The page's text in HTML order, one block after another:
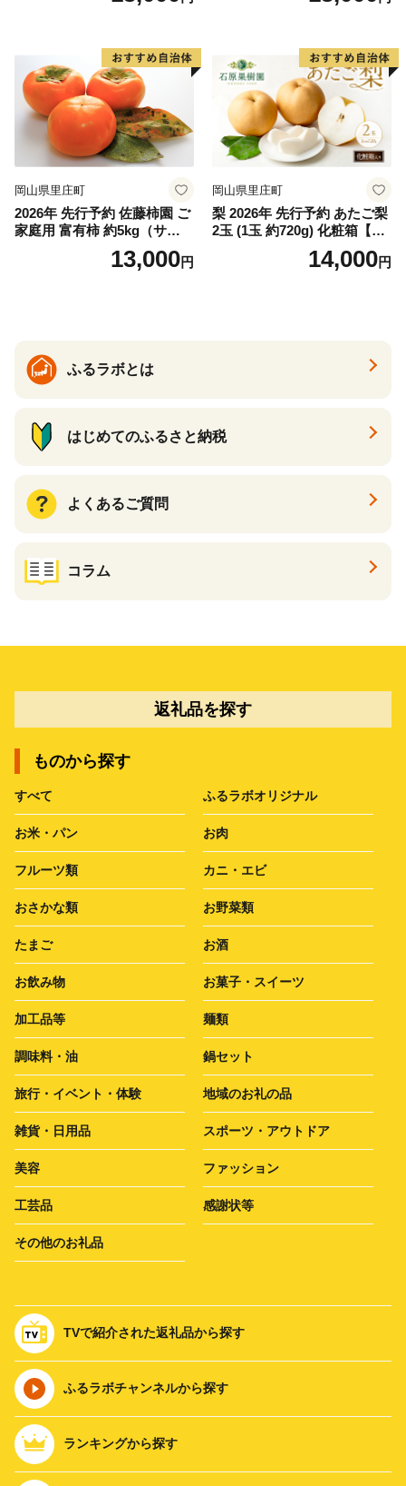
岡山県里庄町
2026年 先行予約 佐藤柿園 ご
家庭用 富有柿 約5kg（サイズ
おまかせ） 柿 かき カキ 果物
くだもの フルーツ 期間限定
13,000円
岡山県里庄町
梨 2026年 先行予約 あたご梨
2玉 (1玉 約720g) 化粧箱【11
月下旬～12月中旬頃発送】
ナシ なし 岡山県産 国産 フル
14,000円
ふるラボとは
はじめてのふるさと納税
よくあるご質問
コラム
返礼品を探す
ものから探す
すべて ふるラボオリジナル
お米・パン お肉
フルーツ類 カニ・エビ
おさかな類 お野菜類
たまご お酒
お飲み物 お菓子・スイーツ
加工品等 麺類
調味料・油 鍋セット
旅行・イベント・体験 地域のお礼の品
雑貨・日用品 スポーツ・アウトドア
美容 ファッション
工芸品 感謝状等
その他のお礼品
TVで紹介された返礼品から探す
ふるラボチャンネルから探す
ランキングから探す